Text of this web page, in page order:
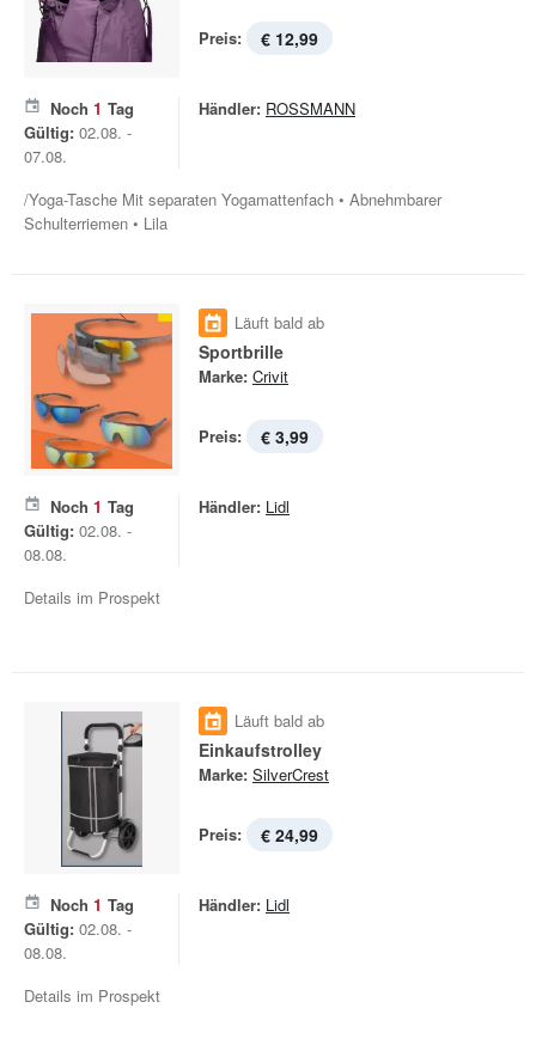
Preis: € 12,99
Noch 1 Tag
Gültig: 02.08. -
07.08.
Händler: ROSSMANN
/Yoga-Tasche Mit separaten Yogamattenfach • Abnehmbarer
Schulterriemen • Lila
Läuft bald ab
Sportbrille
Marke: Crivit
Preis: € 3,99
Noch 1 Tag
Gültig: 02.08. -
08.08.
Händler: Lidl
Details im Prospekt
Läuft bald ab
Einkaufstrolley
Marke: SilverCrest
Preis: € 24,99
Noch 1 Tag
Gültig: 02.08. -
08.08.
Händler: Lidl
Details im Prospekt